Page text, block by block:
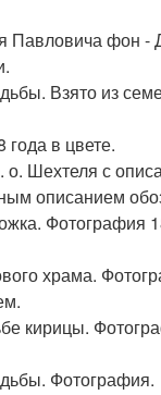
Павловича фон -
Взято из
в цвете.
Шехтеля с
описанием
Фотография
храма.
кирицы.
Фотография.